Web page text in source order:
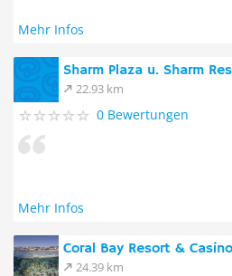
Mehr Infos
Sharm Plaza u. Sharm
22.93 km
0 Bewertungen
Mehr Infos
Coral Bay Resort &
24.39 km